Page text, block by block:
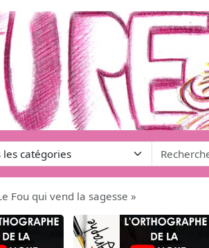
Fou qui vend la sagesse »